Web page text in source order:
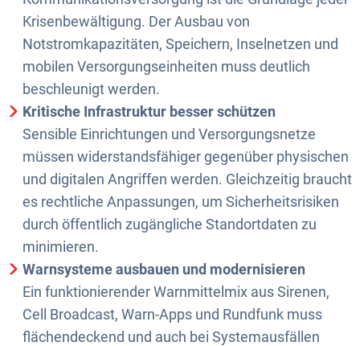
Krisenbewältigung. Der Ausbau von
Notstromkapazitäten, Speichern, Inselnetzen und
mobilen Versorgungseinheiten muss deutlich
beschleunigt werden.
Kritische Infrastruktur besser schützen
Sensible Einrichtungen und Versorgungsnetze
müssen widerstandsfähiger gegenüber physischen
und digitalen Angriffen werden. Gleichzeitig braucht
es rechtliche Anpassungen, um Sicherheitsrisiken
durch öffentlich zugängliche Standortdaten zu
minimieren.
Warnsysteme ausbauen und modernisieren
Ein funktionierender Warnmittelmix aus Sirenen,
Cell Broadcast, Warn-Apps und Rundfunk muss
flächendeckend und auch bei Systemausfällen